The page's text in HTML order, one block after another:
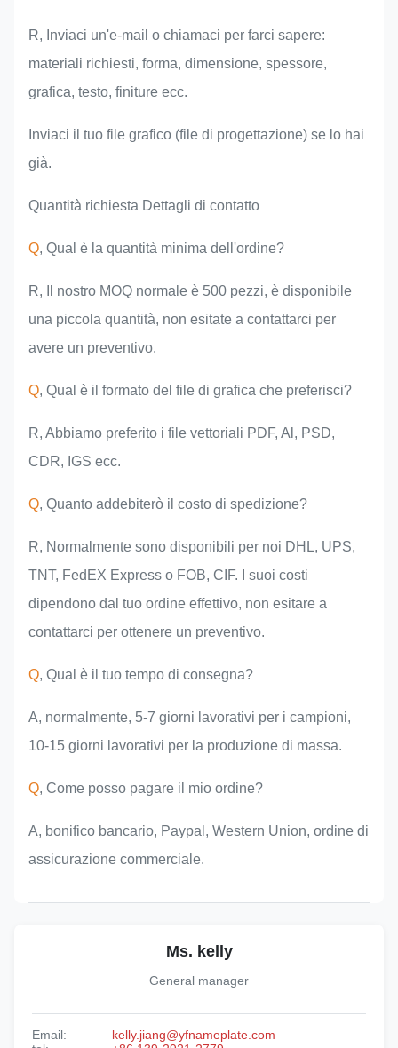
R, Inviaci un'e-mail o chiamaci per farci sapere:
materiali richiesti, forma, dimensione, spessore,
grafica, testo, finiture ecc.
Inviaci il tuo file grafico (file di progettazione) se lo hai
già.
Quantità richiesta Dettagli di contatto
Q, Qual è la quantità minima dell'ordine?
R, Il nostro MOQ normale è 500 pezzi, è disponibile
una piccola quantità, non esitate a contattarci per
avere un preventivo.
Q, Qual è il formato del file di grafica che preferisci?
R, Abbiamo preferito i file vettoriali PDF, Al, PSD,
CDR, IGS ecc.
Q, Quanto addebiterò il costo di spedizione?
R, Normalmente sono disponibili per noi DHL, UPS,
TNT, FedEX Express o FOB, CIF. I suoi costi
dipendono dal tuo ordine effettivo, non esitare a
contattarci per ottenere un preventivo.
Q, Qual è il tuo tempo di consegna?
A, normalmente, 5-7 giorni lavorativi per i campioni,
10-15 giorni lavorativi per la produzione di massa.
Q, Come posso pagare il mio ordine?
A, bonifico bancario, Paypal, Western Union, ordine di
assicurazione commerciale.
Ms. kelly
General manager
Email:
kelly.jiang@yfnameplate.com